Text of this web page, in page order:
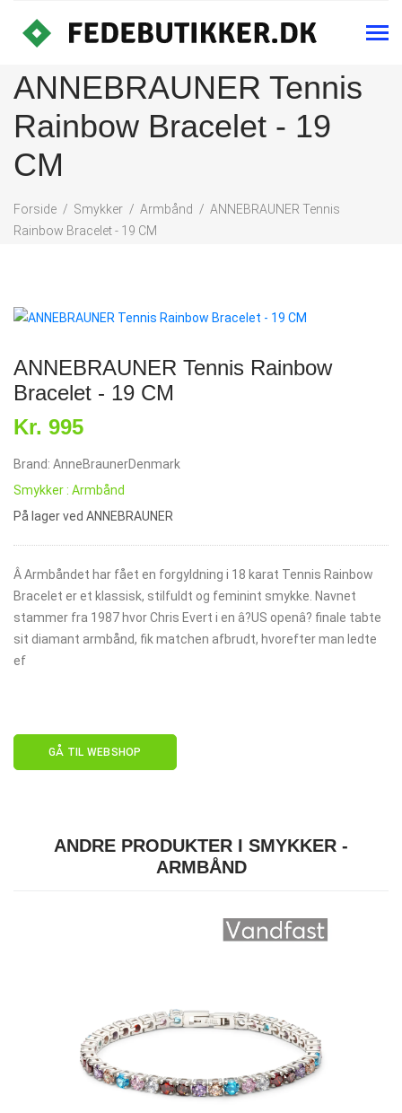
ANNEBRAUNER Tennis
Rainbow Bracelet - 19
CM
Forside Smykker Armbånd
ANNEBRAUNER Tennis
Rainbow Bracelet - 19 CM
ANNEBRAUNER Tennis Rainbow
Bracelet - 19 CM
Kr. 995
Brand: AnneBraunerDenmark
Smykker : Armbånd
På lager ved ANNEBRAUNER
Â Armbåndet har fået en forgyldning i 18 karat Tennis Rainbow
Bracelet er et klassisk, stilfuldt og feminint smykke. Navnet
stammer fra 1987 hvor Chris Evert i en â?US openâ? finale tabte
sit diamant armbånd, fik matchen afbrudt, hvorefter man ledte
ef
GÅ TIL WEBSHOP
ANDRE PRODUKTER I SMYKKER -
ARMBÅND